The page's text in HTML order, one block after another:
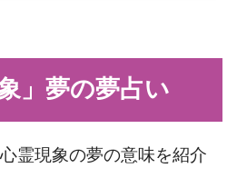
」夢の夢占い
霊現象の夢の意味を紹介